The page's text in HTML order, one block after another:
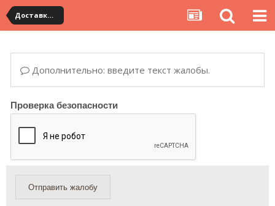
Доставка товара по Китаю
Дополнительно: введите текст жалобы.
Проверка безопасности
Отправить жалобу